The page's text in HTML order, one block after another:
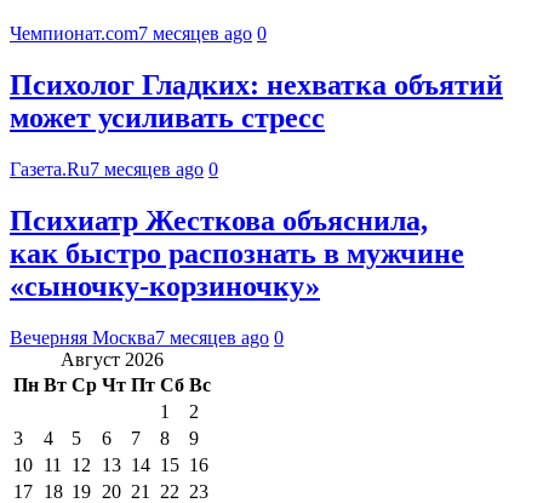
Чемпионат.com7 месяцев ago 0
Психолог Гладких: нехватка объятий
может усиливать стресс
Газета.Ru7 месяцев ago 0
Психиатр Жесткова объяснила,
как быстро распознать в мужчине
«сыночку-корзиночку»
Вечерняя Москва7 месяцев ago 0
Август 2026
Пн Вт Ср Чт Пт Сб Вс
1
2
3
4 5 6 7 8
9
10 11 12 13 14 15 16
17 18 19 20 21 22 23